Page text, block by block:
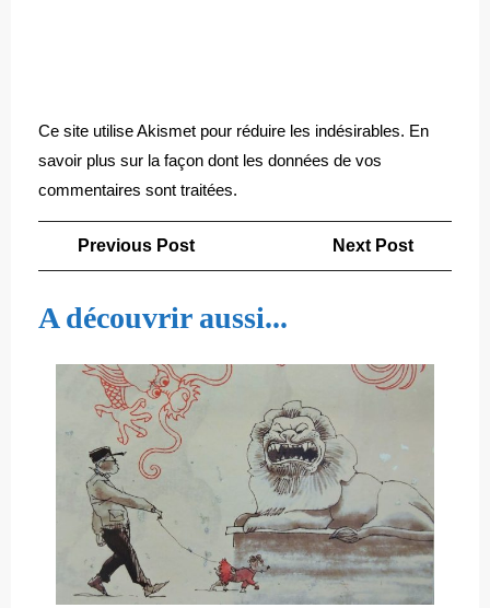
Ce site utilise Akismet pour réduire les indésirables. En
savoir plus sur la façon dont les données de vos
commentaires sont traitées.
Navigation
de
l’article
Previous PostPrevious
Next Post
A découvrir aussi...